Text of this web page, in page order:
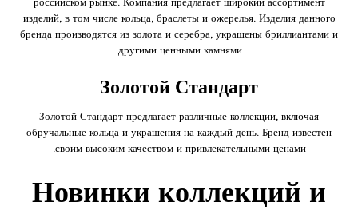
изделий, в том числе кольца, браслеты и ожерелья. Изделия данного
бренда производятся из золота и серебра, украшены бриллиантами и
другими ценными камнями.
Золотой Стандарт
Золотой Стандарт предлагает различные коллекции, включая
обручальные кольца и украшения на каждый день. Бренд известен
своим высоким качеством и привлекательными ценами.
Новинки коллекций и